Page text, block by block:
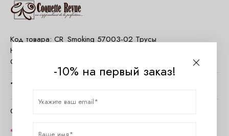
Код товара: CR_Smoking 57003-02 Трусы
Наличие:
Страна:
1580
Очистить параметры
-10% на первый заказ!